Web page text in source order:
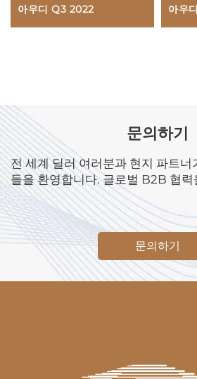
아우디 Q3 2022 아우
문의하기
전 세계 딜러 여러분과 현지 파트너
들을 환영합니다. 글로벌 B2B 협력
문의하기